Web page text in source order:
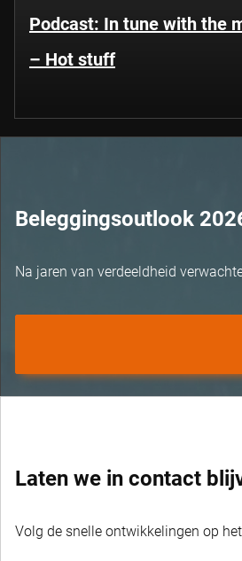
Podcast: In tune with the
– Hot stuff
Beleggingsoutlook
Na jaren van verdeeldheid
Laten we in contact
Volg de snelle ontwikkelingen op